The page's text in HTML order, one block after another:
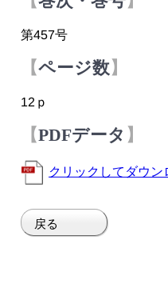
第457号
ページ数
12ｐ
PDFデータ
クリックしてダウン
戻る